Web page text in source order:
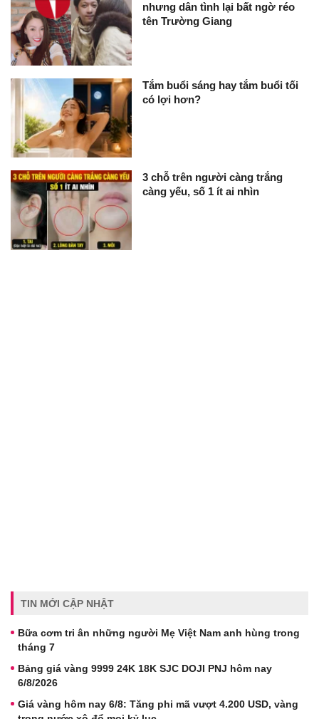
nhưng dân tình lại bất ngờ réo
tên Trường Giang
Tắm buổi sáng hay tắm buổi tối
có lợi hơn?
3 chỗ trên người càng trắng
càng yếu, số 1 ít ai nhìn
TIN MỚI CẬP NHẬT
Bữa cơm tri ân những người Mẹ Việt Nam anh hùng trong
tháng 7
Bảng giá vàng 9999 24K 18K SJC DOJI PNJ hôm nay
6/8/2026
Giá vàng hôm nay 6/8: Tăng phi mã vượt 4.200 USD, vàng